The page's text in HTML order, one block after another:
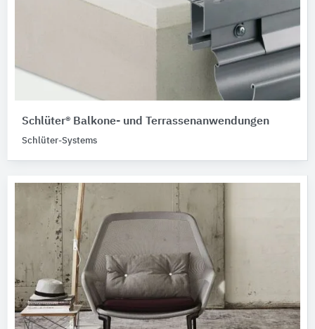
Schlüter® Balkone- und Terrassenanwendungen
Schlüter-Systems